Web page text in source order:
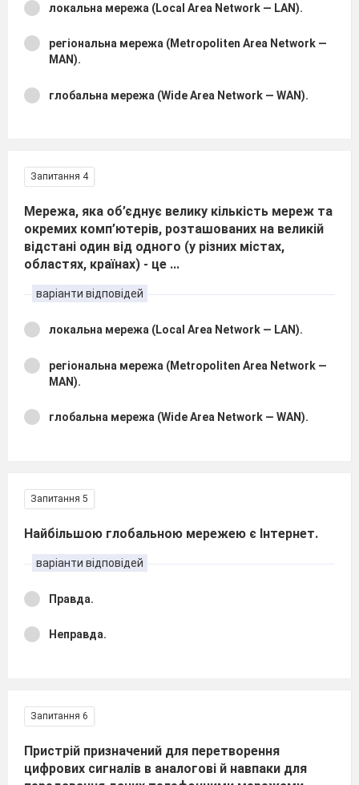
локальна мережа (Local Area Network — LAN).
регіональна мережа (Metropoliten Area Network —
MAN).
глобальна мережа (Wide Area Network — WAN).
Запитання 4
Мережа, яка об’єднує велику кількість мереж та
окремих комп’ютерів, розташованих на великій
відстані один від одного (у різних містах,
областях, країнах) - це ...
варіанти відповідей
локальна мережа (Local Area Network — LAN).
регіональна мережа (Metropoliten Area Network —
MAN).
глобальна мережа (Wide Area Network — WAN).
Запитання 5
Найбільшою глобальною мережею є Інтернет.
варіанти відповідей
Правда.
Неправда.
Запитання 6
Пристрій призначений для перетворення
цифрових сигналів в аналогові й навпаки для